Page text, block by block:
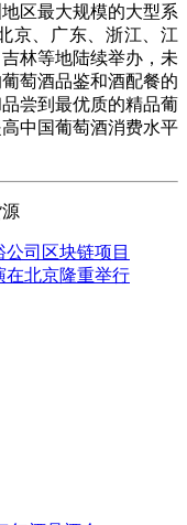
区最大规模的大型系
京、广东、浙江、江
林等地陆续举办，未
萄酒品鉴和酒配餐的
尝到最优质的精品葡
中国葡萄酒消费水平
司区块链项目
在北京隆重举行